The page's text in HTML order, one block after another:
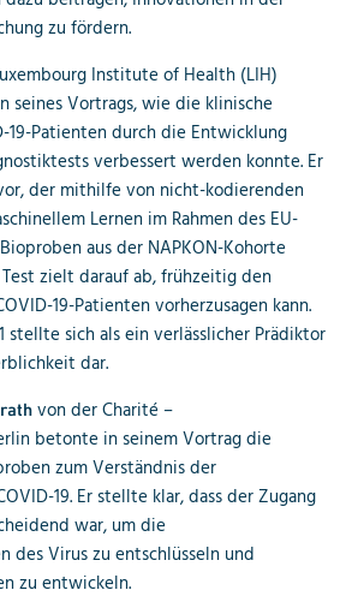
zu fördern.
Institute of Health (LIH)
seines Vortrags, wie die klinische
19-Patienten durch die Entwicklung
verbessert werden konnte. Er
der mithilfe von nicht-kodierenden
Lernen im Rahmen des EU-
aus der NAPKON-Kohorte
Test zielt darauf ab, frühzeitig den
19-Patienten vorherzusagen kann.
stellte sich als ein verlässlicher Prädiktor
dar.
von derCharité –
betonte in seinem Vortrag die
zum Verständnis der
19. Er stellte klar, dass der Zugang
war, um die
des Virus zu entschlüsseln und
zu entwickeln.